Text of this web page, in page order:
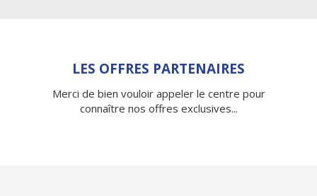
LES OFFRES PARTENAIRES
Merci de bien vouloir appeler le centre pour
connaître nos offres exclusives...